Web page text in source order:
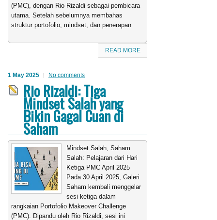
(PMC), dengan Rio Rizaldi sebagai pembicara
utama. Setelah sebelumnya membahas
struktur portofolio, mindset, dan penerapan
READ MORE
1 May 2025 No comments
Rio Rizaldi: Tiga
Mindset Salah yang
Bikin Gagal Cuan di
Saham
Mindset Salah, Saham
Salah: Pelajaran dari Hari
Ketiga PMC April 2025
Pada 30 April 2025, Galeri
Saham kembali menggelar
sesi ketiga dalam
rangkaian Portofolio Makeover Challenge
(PMC). Dipandu oleh Rio Rizaldi, sesi ini